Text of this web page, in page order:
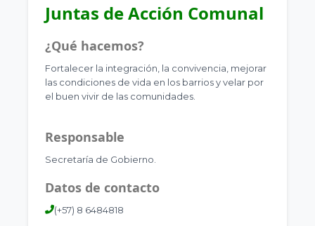
Juntas de Acción Comunal
¿Qué hacemos?
Fortalecer la integración, la convivencia, mejorar
las condiciones de vida en los barrios y velar por
el buen vivir de las comunidades.
Responsable
Secretaría de Gobierno.
Datos de contacto
(+57) 8 6484818